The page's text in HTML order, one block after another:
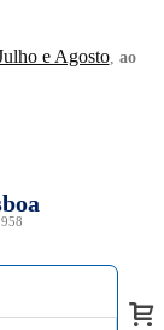
e Agosto, ao